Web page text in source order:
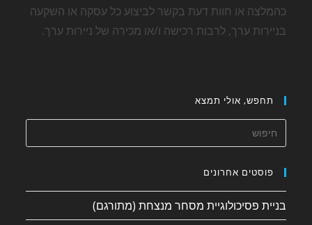
כהמלצה או חוות דעת בקשר לביצוע כל עסקה או השקעה
בניירות ערך, לרבות רכישה ו/או מכירה של ניירות ערך.
תחפש, אולי תמצא
פוסטים אחרונים
בניית פסיכולוגיית מסחר מנצחת (מתורגם)